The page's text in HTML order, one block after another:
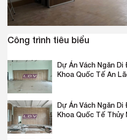
Công trình tiêu biểu
Dự Án Vách Ngăn
Khoa Quốc Tế An
Dự Án Vách Ngăn
Khoa Quốc Tế Thủy